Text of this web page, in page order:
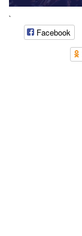
`
Facebook